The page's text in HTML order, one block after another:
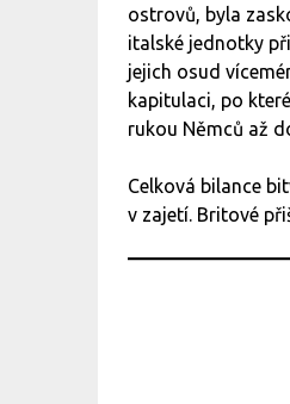
ostrovů, byla
italské jednotky
jejich osud
kapitulaci, po
rukou Němců až
Celková bilance
v zajetí. Britové